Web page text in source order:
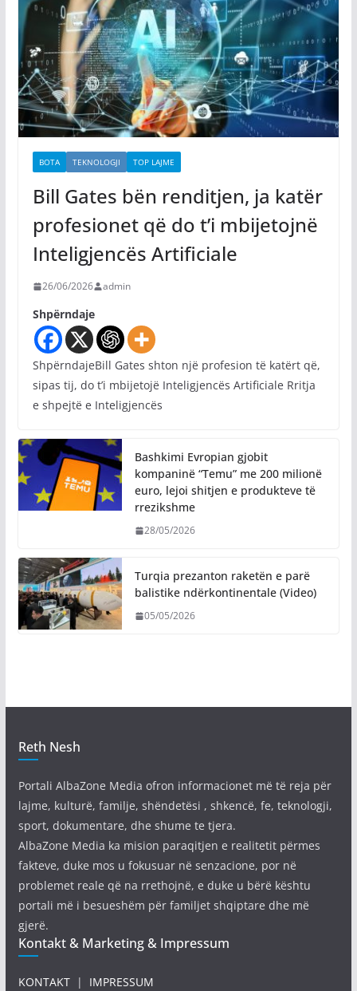
BOTA TEKNOLOGJI TOP LAJME
Bill Gates bën renditjen, ja katër
profesionet që do t’i mbijetojnë
Inteligjencës Artificiale
26/06/2026 admin
Shpërndaje
ShpërndajeBill Gates shton një profesion të katërt që,
sipas tij, do t’i mbijetojë Inteligjencës Artificiale Rritja
e shpejtë e Inteligjencës
Bashkimi Evropian gjobit
kompaninë “Temu” me 200 milionë
euro, lejoi shitjen e produkteve të
rrezikshme
28/05/2026
Turqia prezanton raketën e parë
balistike ndërkontinentale (Video)
05/05/2026
Reth Nesh
Portali AlbaZone Media ofron informacionet më të reja për
lajme, kulturë, familje, shëndetësi , shkencë, fe, teknologji,
sport, dokumentare, dhe shume te tjera.
AlbaZone Media ka mision paraqitjen e realitetit përmes
fakteve, duke mos u fokusuar në senzacione, por në
problemet reale që na rrethojnë, e duke u bërë kështu
portali më i besueshëm për familjet shqiptare dhe më
gjerë.
Kontakt & Marketing & Impressum
KONTAKT| IMPRESSUM